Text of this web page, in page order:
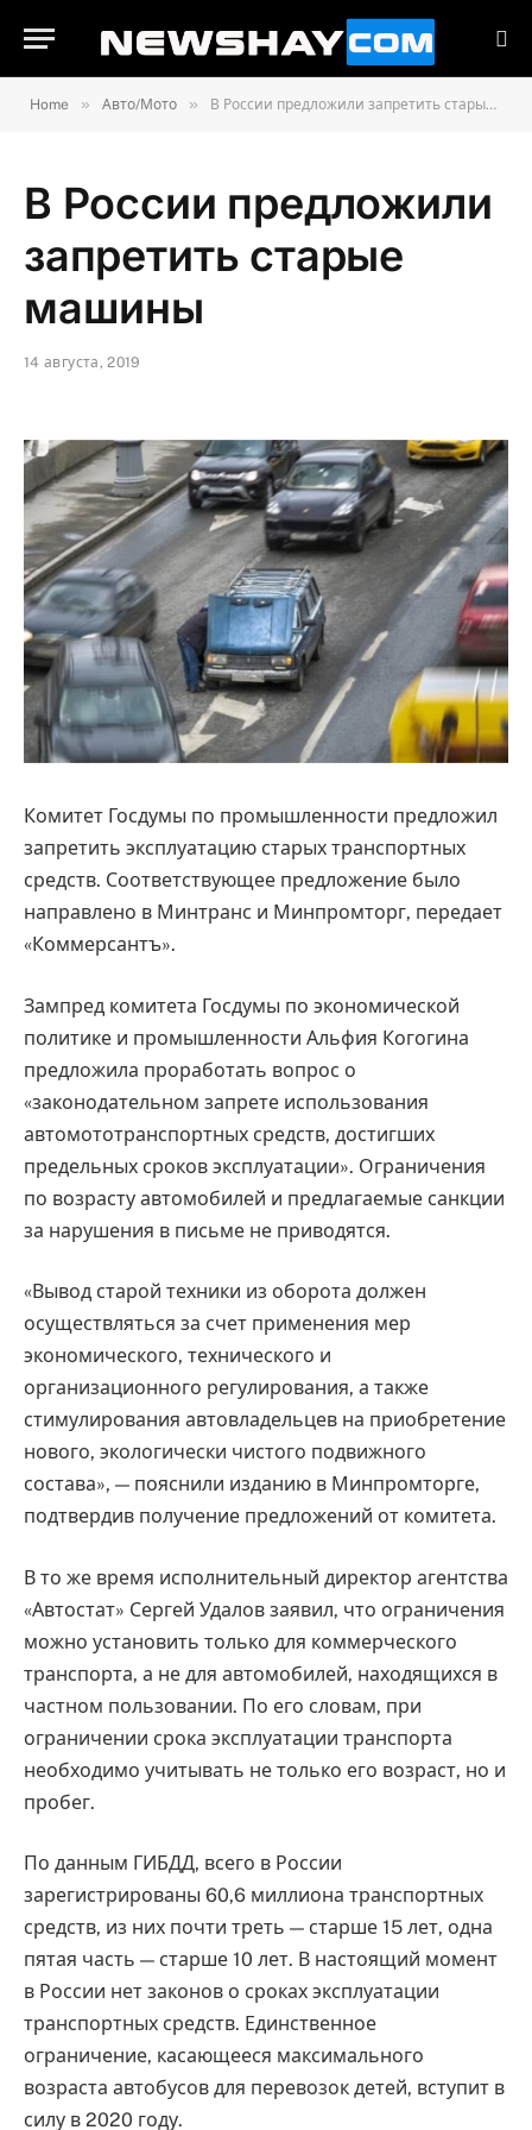
Home » Авто/Мото » В России предложили запретить старые машины
В России предложили
запретить старые
машины
14 августа, 2019
Комитет Госдумы по промышленности предложил
запретить эксплуатацию старых транспортных
средств. Соответствующее предложение было
направлено в Минтранс и Минпромторг, передает
«Коммерсантъ».
Зампред комитета Госдумы по экономической
политике и промышленности Альфия Когогина
предложила проработать вопрос о
«законодательном запрете использования
автомототранспортных средств, достигших
предельных сроков эксплуатации». Ограничения
по возрасту автомобилей и предлагаемые санкции
за нарушения в письме не приводятся.
«Вывод старой техники из оборота должен
осуществляться за счет применения мер
экономического, технического и
организационного регулирования, а также
стимулирования автовладельцев на приобретение
нового, экологически чистого подвижного
состава», — пояснили изданию в Минпромторге,
подтвердив получение предложений от комитета.
В то же время исполнительный директор агентства
«Автостат» Сергей Удалов заявил, что ограничения
можно установить только для коммерческого
транспорта, а не для автомобилей, находящихся в
частном пользовании. По его словам, при
ограничении срока эксплуатации транспорта
необходимо учитывать не только его возраст, но и
пробег.
По данным ГИБДД, всего в России
зарегистрированы 60,6 миллиона транспортных
средств, из них почти треть — старше 15 лет, одна
пятая часть — старше 10 лет. В настоящий момент
в России нет законов о сроках эксплуатации
транспортных средств. Единственное
ограничение, касающееся максимального
возраста автобусов для перевозок детей, вступит в
силу в 2020 году.